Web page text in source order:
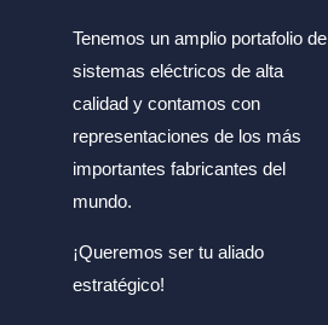
Tenemos un amplio portafolio de
sistemas eléctricos de alta
calidad y contamos con
representaciones de los más
importantes fabricantes del
mundo.
¡Queremos ser tu aliado
estratégico!